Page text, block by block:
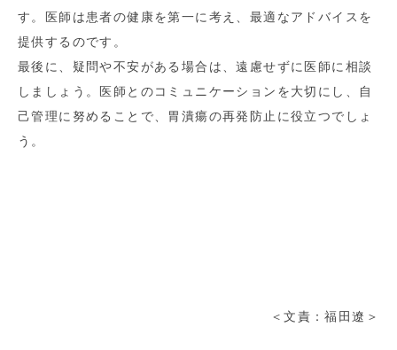
す。医師は患者の健康を第一に考え、最適なアドバイスを
提供するのです。
最後に、疑問や不安がある場合は、遠慮せずに医師に相談
しましょう。医師とのコミュニケーションを大切にし、自
己管理に努めることで、胃潰瘍の再発防止に役立つでしょ
う。
＜文責：福田遼＞